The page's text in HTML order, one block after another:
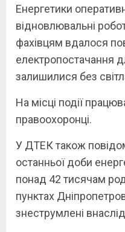
Енергетики
відновлювальні
фахівцям вдалося
електропостачання
залишилися без
На місці події
правоохоронці.
У ДТЕК також
останньої доби
понад 42 тисячам
пунктах
знеструмлені